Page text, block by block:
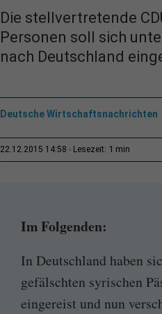
Die stellvertretende
Personen soll sich
nach Deutschland
Deutsche Wirtschaftsnachrichten
22.12.2015 14:58 Lesezeit: 1 min
Im Folgenden:
In Deutschland haben
gefälschten syrischen
eingereist und nun